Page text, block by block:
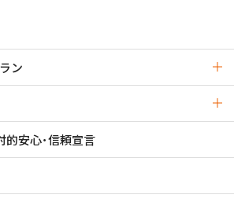
ン
的安心･信頼宣言